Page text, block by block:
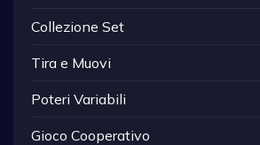
Collezione Set
Tira e Muovi
Poteri Variabili
Gioco Cooperativo